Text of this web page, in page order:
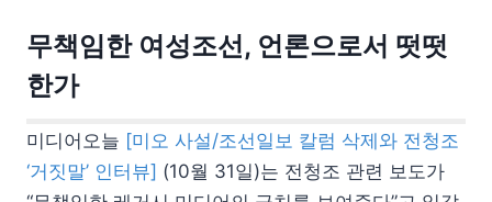
무책임한 여성조선, 언론으로서 떳떳
한가
미디어오늘 [미오 사설/조선일보 칼럼 삭제와 전청조
‘거짓말’ 인터뷰] (10월 31일)는 전청조 관련 보도가